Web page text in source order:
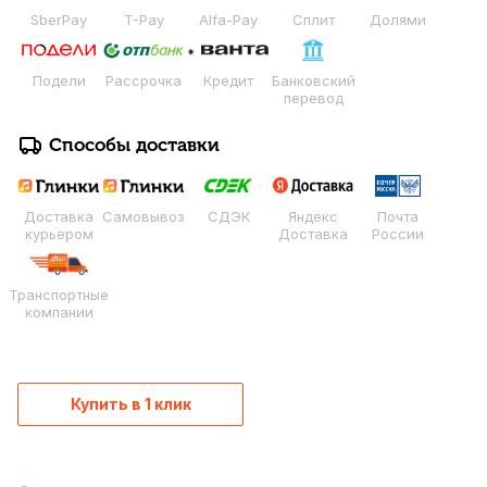
SberPay T-Pay Alfa-Pay Сплит Долями
Подели Рассрочка Кредит
Банковский
перевод
Способы доставки
Доставка
курьером
Самовывоз СДЭК
Яндекс
Доставка
Почта
России
Транспортные
компании
Купить в 1 клик